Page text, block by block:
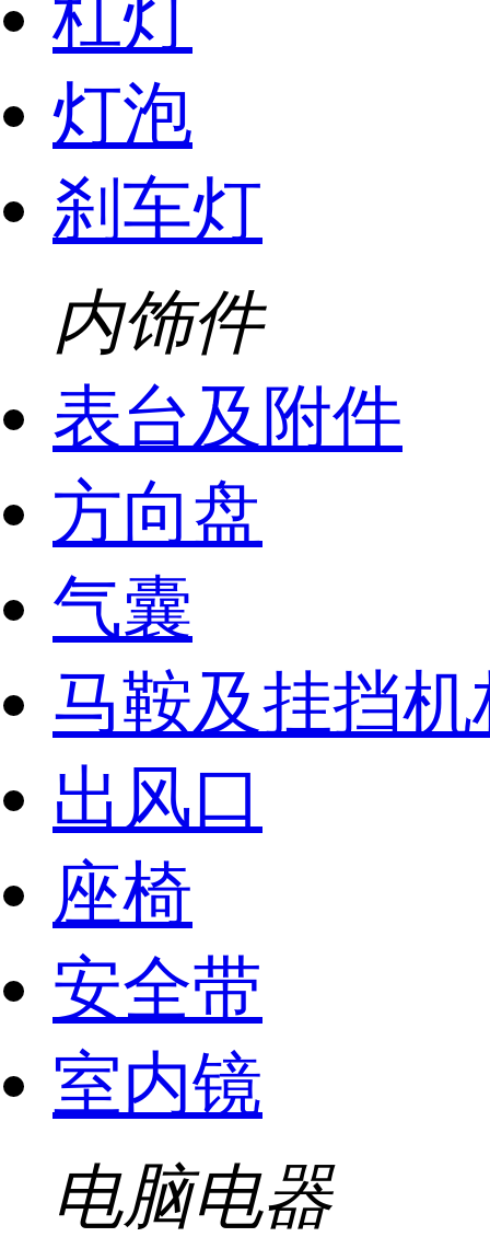
杠灯
灯泡
刹车灯
内饰件
表台及附件
方向盘
气囊
马鞍及挂挡机
出风口
座椅
安全带
室内镜
电脑电器